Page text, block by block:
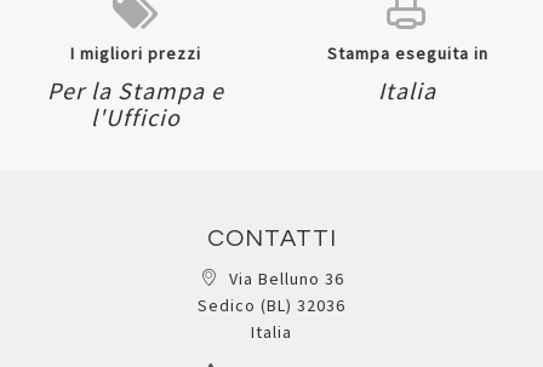
I migliori prezzi
Per la Stampa e
l'Ufficio
Stampa eseguita in
Italia
CONTATTI
Via Belluno 36
Sedico (BL) 32036
Italia